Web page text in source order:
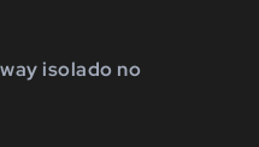
isolado no